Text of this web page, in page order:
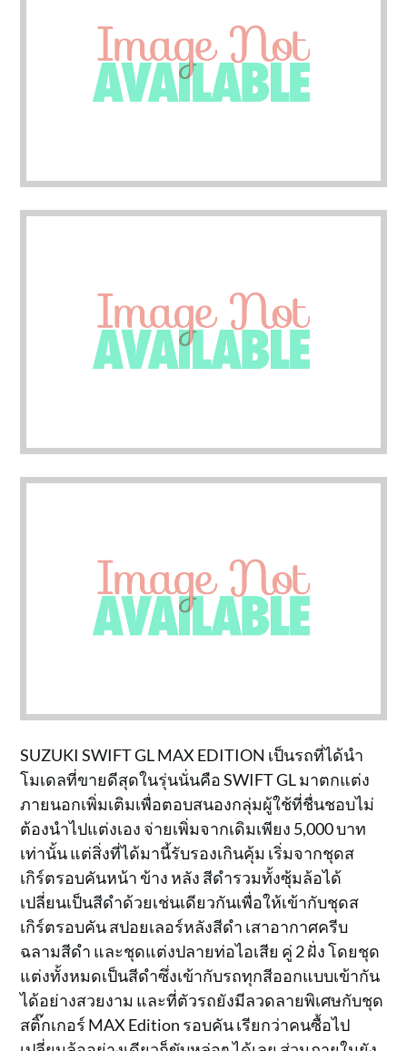
SUZUKI SWIFT GL MAX EDITION เป็นรถที่ได้นำ
โมเดลที่ขายดีสุดในรุ่นนั่นคือ SWIFT GL มาตกแต่ง
ภายนอกเพิ่มเติมเพื่อตอบสนองกลุ่มผู้ใช้ที่ชื่นชอบไม่
ต้องนำไปแต่งเอง จ่ายเพิ่มจากเดิมเพียง 5,000 บาท
เท่านั้น แต่สิ่งที่ได้มานี้รับรองเกินคุ้ม เริ่มจากชุดส
เกิร์ตรอบคันหน้า ข้าง หลัง สีดำรวมทั้งซุ้มล้อได้
เปลี่ยนเป็นสีดำด้วยเช่นเดียวกันเพื่อให้เข้ากับชุดส
เกิร์ตรอบคัน สปอยเลอร์หลังสีดำ เสาอากาศครีบ
ฉลามสีดำ และชุดแต่งปลายท่อไอเสีย คู่ 2 ฝั่ง โดยชุด
แต่งทั้งหมดเป็นสีดำซึ่งเข้ากับรถทุกสีออกแบบเข้ากัน
ได้อย่างสวยงาม และที่ตัวรถยังมีลวดลายพิเศษกับชุด
สติ๊กเกอร์ MAX Edition รอบคัน เรียกว่าคนซื้อไป